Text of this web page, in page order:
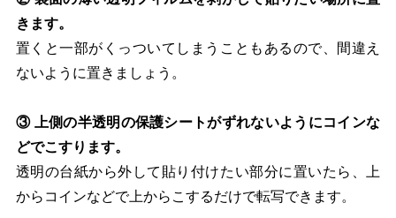
きます。
置くと一部がくっついてしまうこともあるので、間違え
ないように置きましょう。
③ 上側の半透明の保護シートがずれないようにコインな
どでこすります。
透明の台紙から外して貼り付けたい部分に置いたら、上
からコインなどで上からこするだけで転写できます。